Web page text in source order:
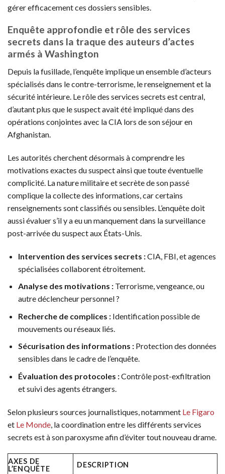
gérer efficacement ces dossiers sensibles.
Enquête approfondie et rôle des services
secrets dans la traque des auteurs d’actes
armés à Washington
Depuis la fusillade, l’enquête implique un ensemble d’acteurs
spécialisés dans le contre-terrorisme, le renseignement et la
sécurité intérieure. Le rôle des services secrets est central,
d’autant plus que le suspect avait été impliqué dans des
opérations conjointes avec la CIA lors de son séjour en
Afghanistan.
Les autorités cherchent désormais à comprendre les
motivations exactes du suspect ainsi que toute éventuelle
complicité. La nature militaire et secrète de son passé
complique la collecte des informations, car certains
renseignements sont classifiés ou sensibles. L’enquête doit
aussi évaluer s’il y a eu un manquement dans la surveillance
post-arrivée du suspect aux États-Unis.
Intervention des services secrets :CIA, FBI, et agences
spécialisées collaborent étroitement.
Analyse des motivations :Terrorisme, vengeance, ou
autre déclencheur personnel ?
Recherche de complices :Identification possible de
mouvements ou réseaux liés.
Sécurisation des informations :Protection des données
sensibles dans le cadre de l’enquête.
Évaluation des protocoles :Contrôle post-exfiltration
et suivi des agents étrangers.
Selon plusieurs sources journalistiques, notamment Le Figaro
et Le Monde , la coordination entre les différents services
secrets est à son paroxysme afin d’éviter tout nouveau drame.
AXES DE
L’ENQUÊTE
DESCRIPTION